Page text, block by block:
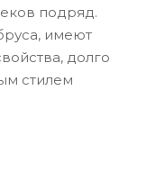
подряд.
имеют
долго
стилем